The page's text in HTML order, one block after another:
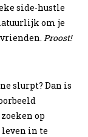
side-hustle
om je
Proost!
slurpt? Dan is
op
in te